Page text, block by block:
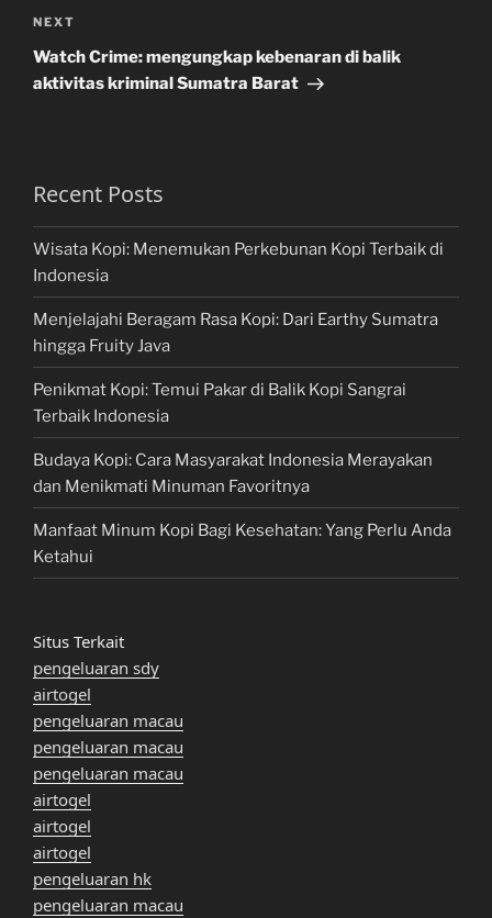
Next
Post
NEXT
Watch Crime: mengungkap kebenaran di balik
aktivitas kriminal Sumatra Barat
Recent Posts
Wisata Kopi: Menemukan Perkebunan Kopi Terbaik di
Indonesia
Menjelajahi Beragam Rasa Kopi: Dari Earthy Sumatra
hingga Fruity Java
Penikmat Kopi: Temui Pakar di Balik Kopi Sangrai
Terbaik Indonesia
Budaya Kopi: Cara Masyarakat Indonesia Merayakan
dan Menikmati Minuman Favoritnya
Manfaat Minum Kopi Bagi Kesehatan: Yang Perlu Anda
Ketahui
Situs Terkait
pengeluaran sdy
airtogel
pengeluaran macau
pengeluaran macau
pengeluaran macau
airtogel
airtogel
airtogel
pengeluaran hk
pengeluaran macau